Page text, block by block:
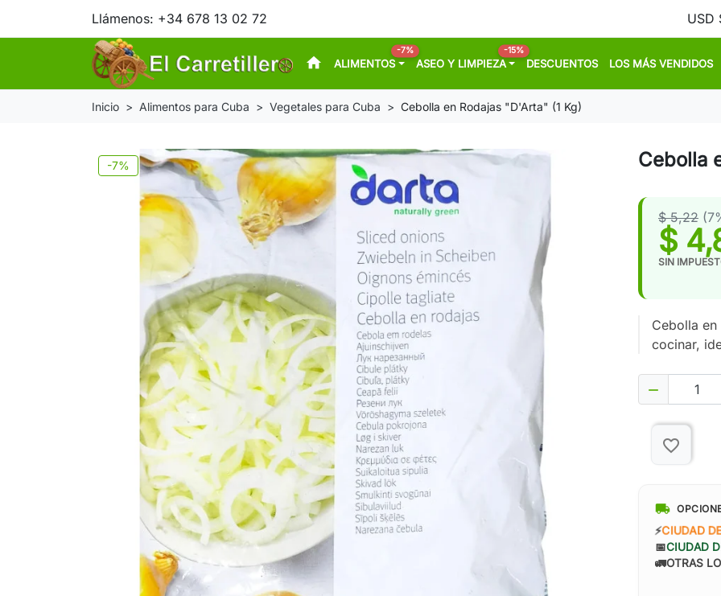
Llámenos: +34 678 13 02 72
home ALIMENTOS
-7%
ASEO Y LIMPIEZA
-15%
DESCUENTOS LOS MÁS VENDIDOS
Inicio Alimentos para Cuba Vegetales para Cuba Cebolla en Rodajas "D'Arta" (1 Kg)
-7% Cebolla
$ 5,22
$
SIN
Cebolla en
cocinar,

favorite_border
local_shipping
⚡CIUDAD
📅CIUDAD
🚛OTRAS